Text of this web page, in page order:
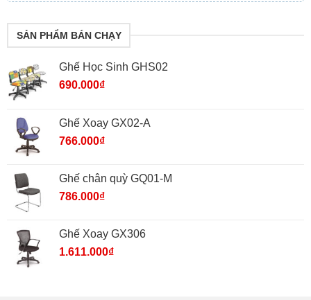
SẢN PHẨM BÁN CHẠY
Ghế Học Sinh GHS02
690.000₫
Ghế Xoay GX02-A
766.000₫
Ghế chân quỳ GQ01-M
786.000₫
Ghế Xoay GX306
1.611.000₫